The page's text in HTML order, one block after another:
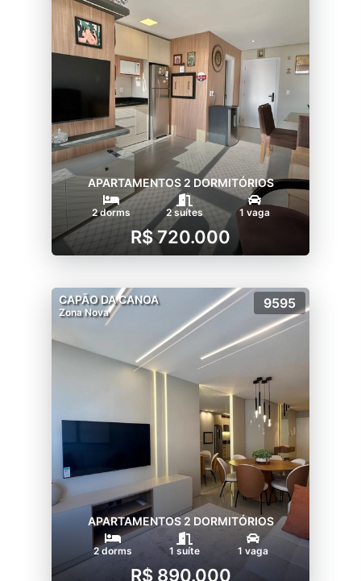
APARTAMENTOS 2 DORMITÓRIOS
2 dorms 2 suítes 1 vaga
R$ 720.000
CAPÃO DA CANOA
Zona Nova
9595
APARTAMENTOS 2 DORMITÓRIOS
2 dorms 1 suíte 1 vaga
R$ 890.000